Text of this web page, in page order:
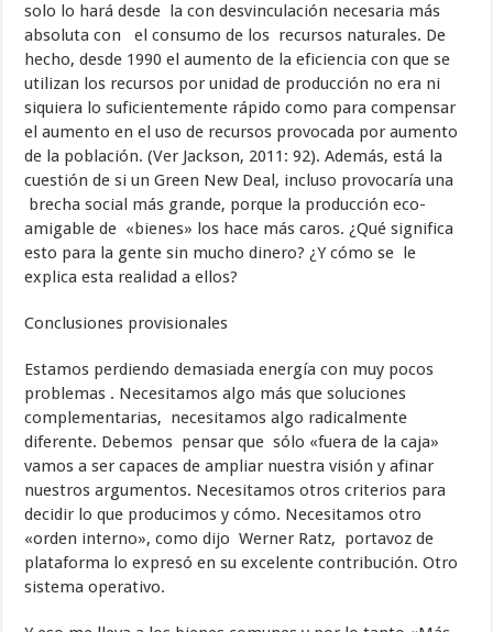
solo lo hará desde la con desvinculación necesaria más
absoluta con el consumo de los recursos naturales. De
hecho, desde 1990 el aumento de la eficiencia con que se
utilizan los recursos por unidad de producción no era ni
siquiera lo suficientemente rápido como para compensar
el aumento en el uso de recursos provocada por aumento
de la población. (Ver Jackson, 2011: 92). Además, está la
cuestión de si un Green New Deal, incluso provocaría una
brecha social más grande, porque la producción eco-
amigable de «bienes» los hace más caros. ¿Qué significa
esto para la gente sin mucho dinero? ¿Y cómo se le
explica esta realidad a ellos?
Conclusiones provisionales
Estamos perdiendo demasiada energía con muy pocos
problemas . Necesitamos algo más que soluciones
complementarias, necesitamos algo radicalmente
diferente. Debemos pensar que sólo «fuera de la caja»
vamos a ser capaces de ampliar nuestra visión y afinar
nuestros argumentos. Necesitamos otros criterios para
decidir lo que producimos y cómo. Necesitamos otro
«orden interno», como dijo Werner Ratz, portavoz de
plataforma lo expresó en su excelente contribución. Otro
sistema operativo.